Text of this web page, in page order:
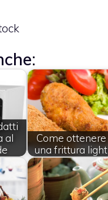
al
Come ottenere
una frittura light